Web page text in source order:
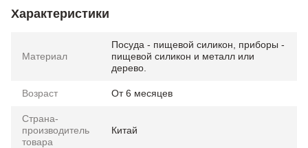
Характеристики
Материал
Посуда - пищевой силикон, приборы -
пищевой силикон и металл или
дерево.
Возраст От 6 месяцев
Страна-
производитель
товара
Китай